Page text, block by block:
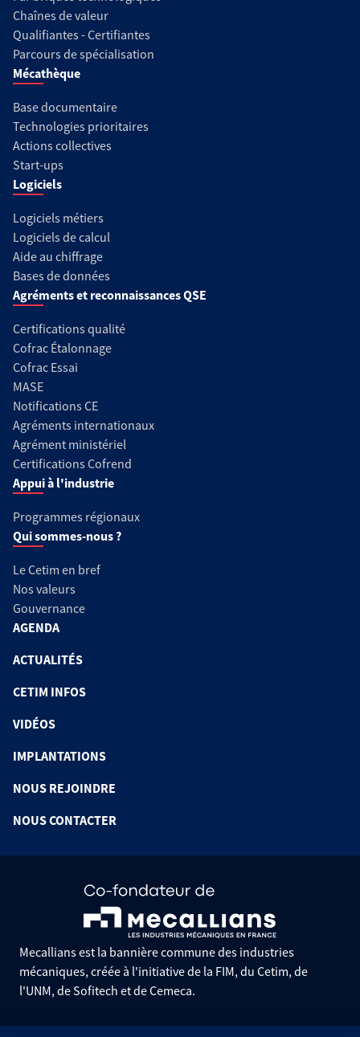
Chaînes de valeur
Qualifiantes - Certifiantes
Parcours de spécialisation
Mécathèque
Base documentaire
Technologies prioritaires
Actions collectives
Start-ups
Logiciels
Logiciels métiers
Logiciels de calcul
Aide au chiffrage
Bases de données
Agréments et reconnaissances QSE
Certifications qualité
Cofrac Étalonnage
Cofrac Essai
MASE
Notifications CE
Agréments internationaux
Agrément ministériel
Certifications Cofrend
Appui à l'industrie
Programmes régionaux
Qui sommes-nous ?
Le Cetim en bref
Nos valeurs
Gouvernance
AGENDA
ACTUALITÉS
CETIM INFOS
VIDÉOS
IMPLANTATIONS
NOUS REJOINDRE
NOUS CONTACTER
Mecallians est la bannière commune des industries
mécaniques, créée à l'initiative de la FIM, du Cetim, de
l'UNM, de Sofitech et de Cemeca.